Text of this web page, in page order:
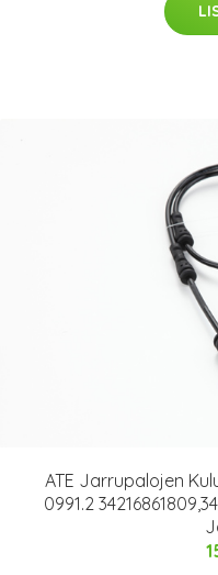
ATE Jarrupalojen
0991.2